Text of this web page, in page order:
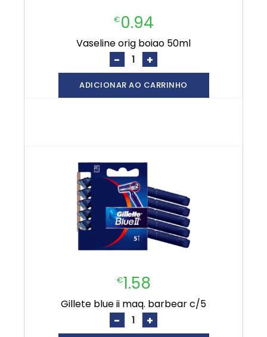
€0.94
vaseline orig boiao 50ml
- +
ADICIONAR AO CARRINHO
€1.58
gillete blue ii maq. barbear c/5
- +